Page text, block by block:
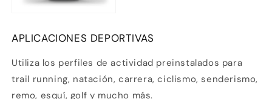
APLICACIONES DEPORTIVAS
Utiliza los perfiles de actividad preinstalados para
trail running, natación, carrera, ciclismo, senderismo,
remo, esquí, golf y mucho más.